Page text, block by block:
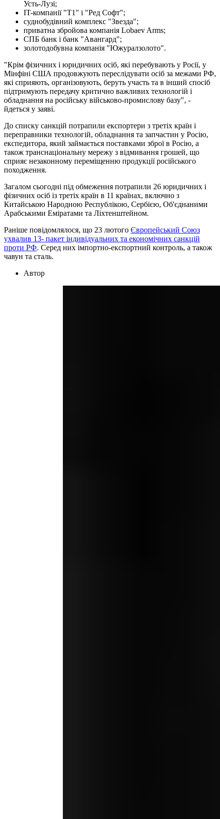
Усть-Лузі;
IT-компанії "Т1" і "Ред Софт";
суднобудівний комплекс "Звезда";
приватна збройова компанія Lobaev Arms;
СПБ банк і банк "Авангард";
золотодобувна компанія "Южуралзолото".
"Крім фізичних і юридичних осіб, які перебувають у Росії, у
Мінфіні США продовжують переслідувати осіб за межами РФ,
які сприяють, організовують, беруть участь та в інший спосіб
підтримують передачу критично важливих технологій і
обладнання на російську військово-промислову базу", -
йдеться у заяві.
До списку санкцій потрапили експортери з третіх країн і
переправники технологій, обладнання та запчастин у Росію,
експедитора, який займається поставками зброї в Росію, а
також транснаціональну мережу з відмивання грошей, що
сприяє незаконному переміщенню продукції російського
походження.
Загалом сьогодні під обмеження потрапили 26 юридичних і
фізичних осіб із третіх країн в 11 країнах, включно з
Китайською Народною Республікою, Сербією, Об'єднаними
Арабськими Еміратами та Ліхтенштейном.
Раніше повідомлялося, що 23 лютого Європейський Союз
ухвалив 13- пакет індивідуальних та економічних санкцій
проти РФ. Серед них імпортно-експортний контроль, а також
чавун та сталь.
Автор